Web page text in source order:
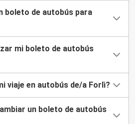
boleto de autobús para
mi boleto de autobús
viaje en autobús de/a Forlì?
un boleto de autobús